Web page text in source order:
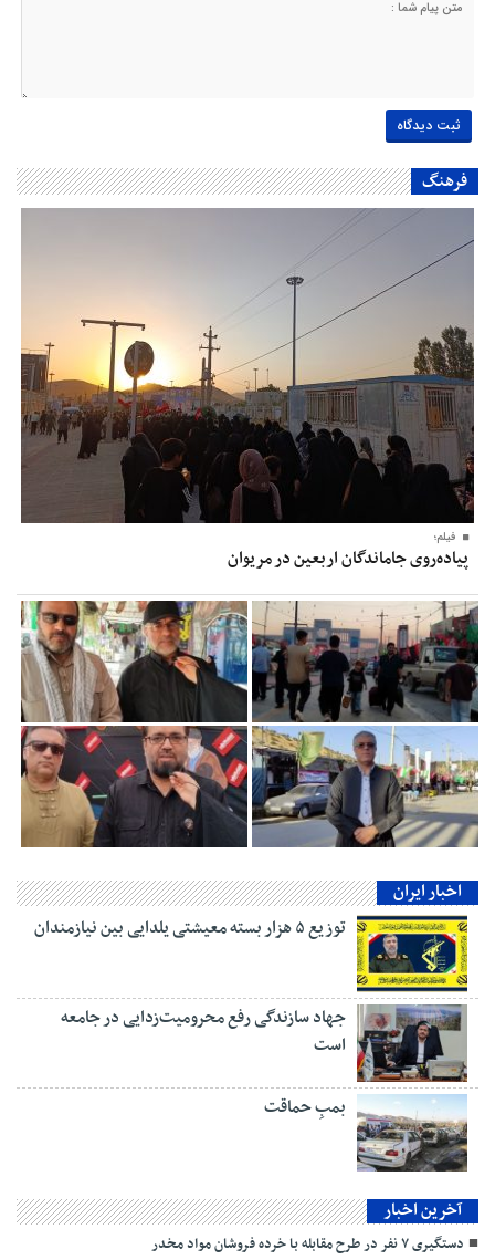
فرهنگ
فیلم؛
پیاده‌روی جاماندگان اربعین در مریوان
اخبار ایران
توزیع ۵ هزار بسته معیشتی یلدایی بین نیازمندان
جهاد سازندگی رفع محرومیت‌زدایی در جامعه
است
بمبِ حماقت
آخرین اخبار
دستگیری ۷ نفر در طرح مقابله با خرده فروشان مواد مخدر